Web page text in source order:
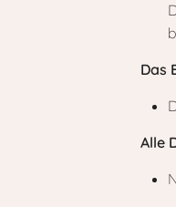
Das
Alle